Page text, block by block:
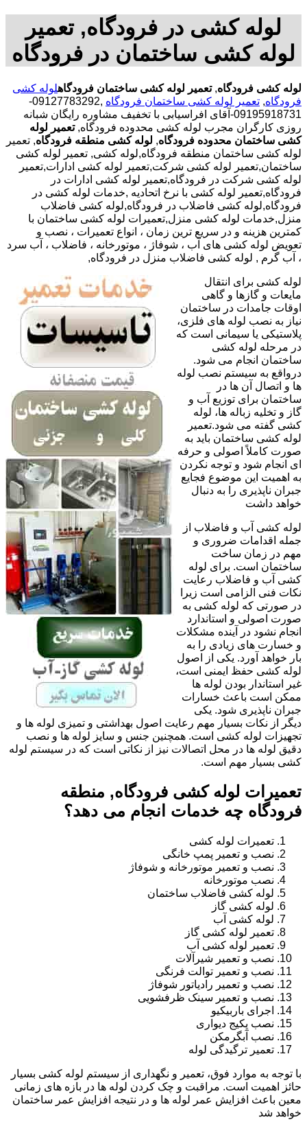
لوله کشی در فرودگاه, تعمیر
لوله کشی ساختمان در فرودگاه
لوله کشی فرودگاه,تعمیر لوله کشی ساختمان فرودگاهلوله کشی
فرودگاه, تعمیر لوله کشی ساختمان فرودگاه
,09127783292-
09195918731-آقای افراسیابی با تخفیف مشاوره رایگان شبانه
روزی کارگران مجرب لوله کشی محدوده فرودگاه,تعمیر لوله
کشی ساختمان محدوده فرودگاه, لوله کشی منطقه فرودگاه, تعمیر
لوله کشی ساختمان منطقه فرودگاه,لوله کشی, تعمیر لوله کشی
ساختمان,تعمیر لوله کشی شرکت,تعمیر لوله کشی ادارات,تعمیر
لوله کشی شرکت در فرودگاه,تعمیر لوله کشی ادارات در
فرودگاه,تعمیر لوله کشی با نرخ اتحادیه ,خدمات لوله کشی در
فرودگاه,لوله کشی فاضلاب در فرودگاه,لوله کشی فاضلاب
منزل,خدمات لوله کشی منزل,تعمیرات لوله کشی ساختمان با
کمترین هزینه و در سریع ترین زمان ، انواع تعمیرات ، نصب و
تعویض لوله کشی های آب ، شوفاژ ، موتورخانه ، فاضلاب ، آب سرد
، آب گرم , لوله کشی فاضلاب منزل در فرودگاه,
لوله کشی برای انتقال
مایعات و گازها و گاهی
اوقات جامدات در ساختمان
نیاز به نصب لوله های فلزی،
پلاستیکی یا سیمانی است که
در مرحله لوله کشی
ساختمان انجام می شود.
درواقع به سیستم نصب لوله
ها و اتصال آن ها در
ساختمان برای توزیع آب و
گاز و تخلیه زباله ها، لوله
کشی گفته می شود.تعمیر
لوله کشی ساختمان باید به
صورت کاملاً اصولی و حرفه
ای انجام شود و توجه نکردن
به اهمیت این موضوع فجایع
جبران ناپذیری را به دنبال
خواهد داشت
لوله کشی آب و فاضلاب از
جمله اقدامات ضروری و
مهم در زمان ساخت
ساختمان است. برای لوله
کشی آب و فاضلاب رعایت
نکات فنی الزامی است زیرا
در صورتی که لوله کشی به
صورت اصولی و استاندارد
انجام نشود در آینده مشکلات
و خسارت های زیادی را به
بار خواهد آورد. یکی از اصول
لوله کشی حفظ ایمنی است،
غیر استاندار بودن لوله ها
ممکن است باعث خسارات
جبران ناپذیری شود. یکی
دیگر از نکات بسیار مهم رعایت اصول بهداشتی و تمیزی لوله ها و
تجهیزات لوله کشی است. همچنین جنس و سایز لوله ها و نصب
دقیق لوله ها در محل اتصالات نیز از نکاتی است که در سیستم لوله
کشی بسیار مهم است.
تعمیرات لوله کشی فرودگاه, منطقه
فرودگاه چه خدمات انجام می دهد؟
تعمیرات لوله کشی
نصب و تعمیر پمپ خانگی
نصب و تعمیر موتورخانه و شوفاژ
نصب موتورخانه
لوله کشی فاضلاب ساختمان
لوله کشی گاز
لوله کشی آب
تعمیر لوله کشی گاز
تعمیر لوله کشی آب
نصب و تعمیر شیرآلات
نصب و تعمیر توالت فرنگی
نصب و تعمیر رادیاتور شوفاژ
نصب و تعمیر سینک ظرفشویی
اجرای باربیکیو
نصب پکیج دیواری
نصب آبگرمکن
تعمیر ترگیدگی لوله
با توجه به موارد فوق، تعمیر و نگهداری از سیستم لوله کشی بسیار
حائز اهمیت است. مراقبت و چک کردن لوله ها در بازه های زمانی
معین باعث افزایش عمر لوله ها و در نتیجه افزایش عمر ساختمان
خواهد شد